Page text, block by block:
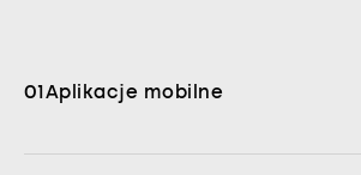
01 Aplikacje mobilne